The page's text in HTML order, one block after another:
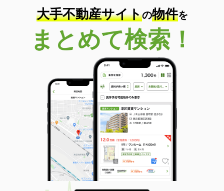
間取り
1K
京都府京都市中京区西ノ京小倉町
5.60万円
京都府京都市中京区西ノ京小倉町
専有面積 25.2m²
間取り
1K
京都府京都市下京区高倉通高辻下る葛籠屋町
価 格
4.50万円
住 所
京都府京都市下京区高倉通高辻下る葛
籠屋町
専有面積 18.83m²
間取り
1K
大手不動産サイトの物件を
まとめて検索！